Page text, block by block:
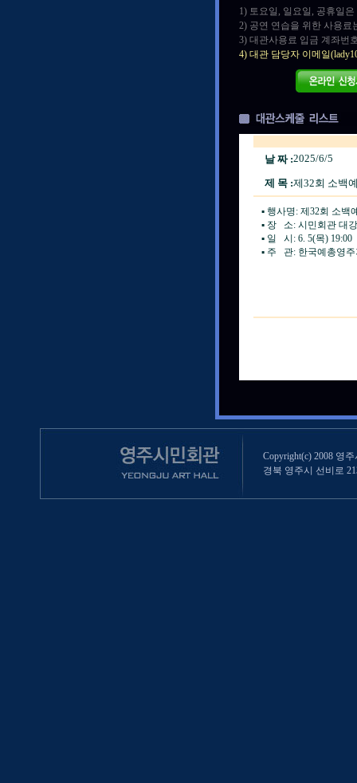
1) 토요일, 일요일, 공휴일
2) 공연 연습을 위한 사용료
3) 대관사용료 입금 계좌번
4) 대관 담당자 이메일
날 짜 :2025/6/5
제 목 :제32회 소백
▪️ 행사명: 제32회 소백
▪️ 장 소: 시민회관 대
▪️ 일 시: 6. 5(목) 19:00
▪️ 주 관: 한국예총영
Copyright(c) 2008 영
경북 영주시 선비로